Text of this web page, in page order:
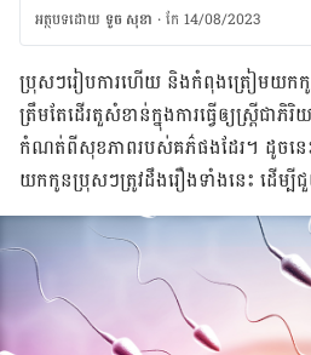
អត្ថបទ​ដោយ ទូច សុខា ·កែ 14/08/2023
ប្រុសៗ​​រៀប​ការ​ហើយ និង​កំពុង​ត្រៀម​យក​
ត្រឹម​តែ​ដើរ​តួ​សំខាន់​ក្នុងការ​ធ្វើ​ឲ្យ​ស្រ្តី​ជា​ភិ
កំណត់​ពី​សុខ​ភាព​របស់​គភ៌​ផង​ដែរ​។​​ ដូច​នេ
យក​កូន​ប្រុស​ៗ​ត្រូវ​ដឹង​រឿង​ទាំង​នេះ ដើម្បី​